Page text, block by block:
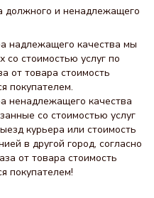
должного и ненадлежащего
надлежащего качества мы
со стоимостью услуг по
от товара стоимость
покупателем.
ненадлежащего качества
со стоимостью услуг
курьера или стоимость
в другой город, согласно
от товара стоимость
покупателем!